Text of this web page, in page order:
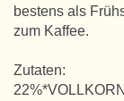
bestens als
zum Kaffee.
Zutaten: